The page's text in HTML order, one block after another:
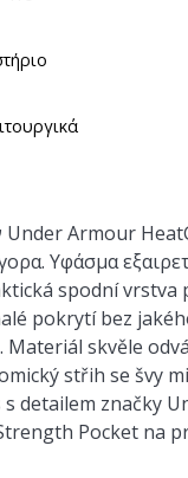
Under Armour
Υφάσμα
spodní
pokrytí bez
skvěle
střih se švy
s detailem značky
Pocket na